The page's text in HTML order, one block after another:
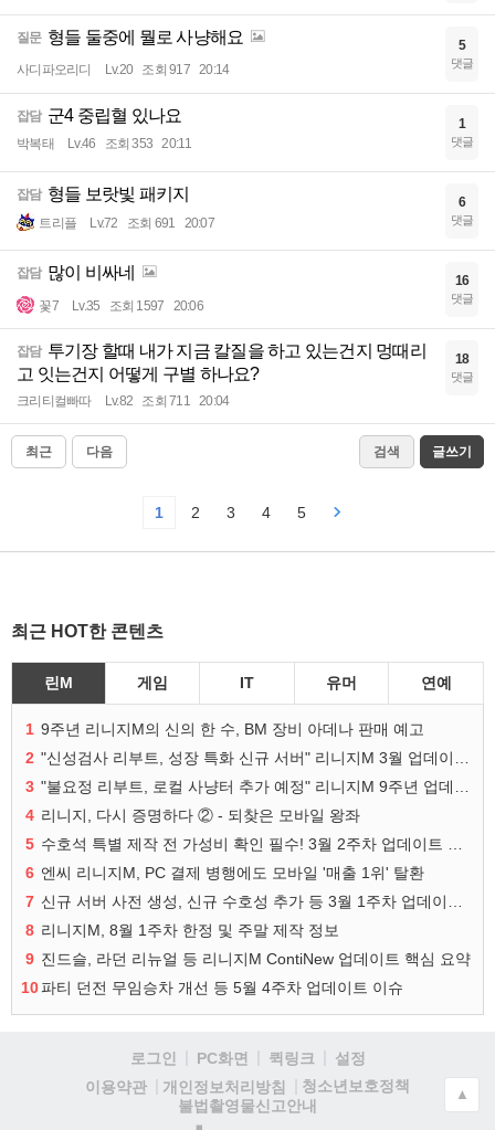
질문 형들 둘중에 뭘로 사냥해요
사디파오리디 Lv.20 조회 917 20:14
5
댓글
잡담 군4 중립혈 있나요
박복태 Lv.46 조회 353 20:11
1
댓글
잡담 형들 보랏빛 패키지
트리플 Lv.72 조회 691 20:07
6
댓글
잡담 많이 비싸네
꽃7 Lv.35 조회 1597 20:06
16
댓글
잡담 투기장 할때 내가 지금 칼질을 하고 있는건지 멍때리
고 잇는건지 어떻게 구별 하나요?
크리티컬빠따 Lv.82 조회 711 20:04
18
댓글
최근 다음 검색 글쓰기
1 2 3 4 5
최근 HOT한 콘텐츠
린M 게임 IT 유머 연예
1 9주년 리니지M의 신의 한 수, BM 장비 아데나 판매 예고
2
3
4 리니지, 다시 증명하다 ② - 되찾은 모바일 왕좌
5
6 엔씨 리니지M, PC 결제 병행에도 모바일 '매출 1위' 탈환
7
8 리니지M, 8월 1주차 한정 및 주말 제작 정보
9 진드슬, 라던 리뉴얼 등 리니지M ContiNew 업데이트 핵심 요약
10파티 던전 무임승차 개선 등 5월 4주차 업데이트 이슈
로그인 PC화면 퀵링크
설정
이용약관
개인정보처리방침
청소년보호정책
불법촬영물신고안내
▲